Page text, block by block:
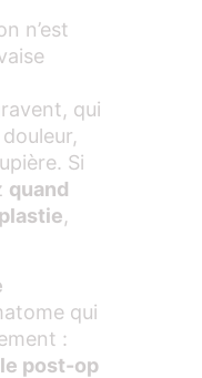
n’est
qui
Si
quand
,
qui
:
post-op